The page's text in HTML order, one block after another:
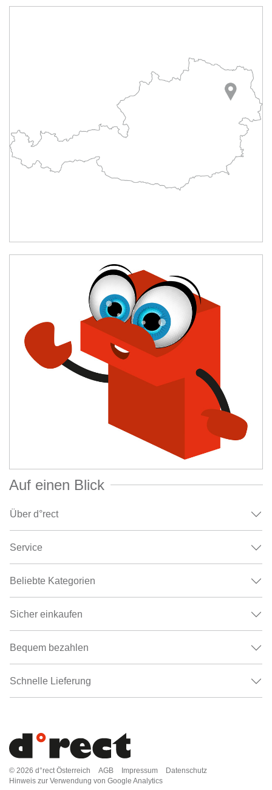
Auf einen Blick
Über d°rect
Service
Beliebte Kategorien
Sicher einkaufen
Bequem bezahlen
Schnelle Lieferung
© 2026 d°rect Österreich AGB Impressum
Datenschutz
Hinweis zur Verwendung von Google Analytics